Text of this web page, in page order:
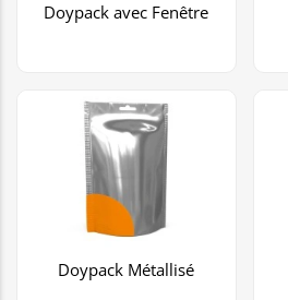
Doypack avec Fenêtre
Doypack Métallisé